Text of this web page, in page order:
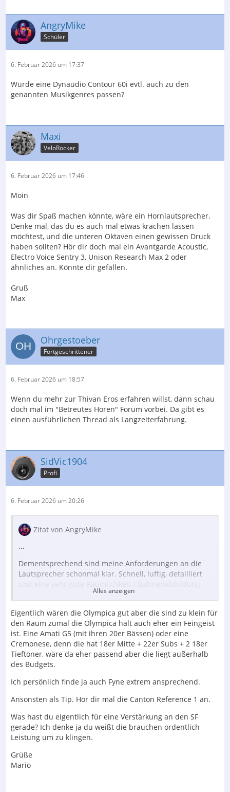
AngryMike
Schüler
6. Februar 2026 um 17:37
Würde eine Dynaudio Contour 60i evtl. auch zu den
genannten Musikgenres passen?
Maxi
VeloRocker
6. Februar 2026 um 17:46
Moin
Was dir Spaß machen könnte, wäre ein Hornlautsprecher.
Denke mal, das du es auch mal etwas krachen lassen
möchtest, und die unteren Oktaven einen gewissen Druck
haben sollten? Hör dir doch mal ein Avantgarde Acoustic,
Electro Voice Sentry 3, Unison Research Max 2 oder
ähnliches an. Könnte dir gefallen.
Gruß
Max
Ohrgestoeber
Fortgeschrittener
6. Februar 2026 um 18:57
Wenn du mehr zur Thivan Eros erfahren willst, dann schau
doch mal im "Betreutes Hören" Forum vorbei. Da gibt es
einen ausführlichen Thread als Langzeiterfahrung.
SidVic1904
Profi
6. Februar 2026 um 20:26
Zitat von AngryMike
...
Dementsprechend sind meine Anforderungen an die
Lautsprecher schonmal klar. Schnell, luftig, detailliert
Der Raum ist ca. 35 qm groß und akustisch behandelt
(durchgehende Akustikdecke mit Bassabsorbern
dahinter, Vorderwand durchgehend mit 5 cm dicken
Akustikpaneelen, Akustikvorhänge zum Essbereich hin).
Es ist ein rechteckiger Raum und die Lautsprecher
dürfen gerne ca. 3,00 bis 3,20 m auseinander stehen,
Abstand zur Seitenwand liegt dann immer noch bei ca.
möglich.
Ich selbst sitze ca. 180 cm von der Rückwand entfernt.
Momentan nutze ich Sonus Faber Olympica Nova III
Lautsprecher, in Verbindung mit einem Gravis III
Subwoofer (angeschlossen per High-Level), was mir an
noch deutlich mehr.
Alles anzeigen
Eigentlich wären die Olympica gut aber die sind zu klein für
den Raum zumal die Olympica halt auch eher ein Feingeist
ist. Eine Amati G5 (mit ihren 20er Bässen) oder eine
Cremonese, denn die hat 18er Mitte + 22er Subs + 2 18er
Tieftöner, wäre da eher passend aber die liegt außerhalb
des Budgets.
Ich persönlich finde ja auch Fyne extrem ansprechend.
Ansonsten als Tip. Hör dir mal die Canton Reference 1 an.
Was hast du eigentlich für eine Verstärkung an den SF
gerade? Ich denke ja du weißt die brauchen ordentlich
Leistung um zu klingen.
Grüße
Mario